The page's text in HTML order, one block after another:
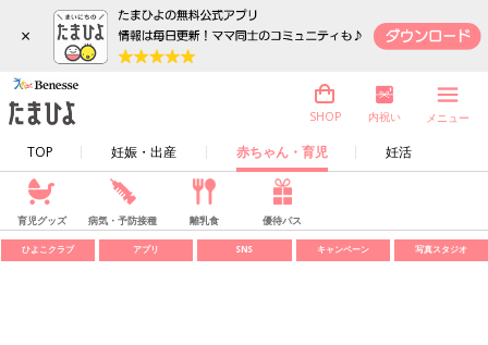
×
TOP 妊娠・出産 赤ちゃん・育児 妊活
SHOP 内祝い メニュー
育児グッズ 病気・予防接種 離乳食 優待パス
ひよこクラブ アプリ SNS キャンペーン 写真スタジオ